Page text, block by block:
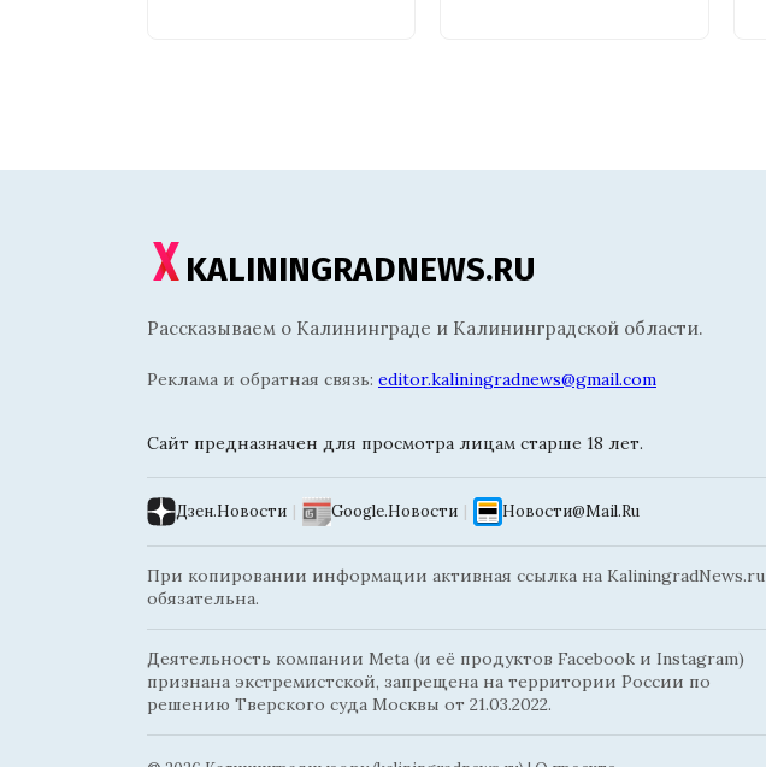
KALININGRADNEWS.RU
Рассказываем о Калининграде и Калининградской области.
Реклама и обратная связь: editor.kaliningradnews@gmail.com
Сайт предназначен для просмотра лицам старше 18 лет.
Дзен.Новости | Google.Новости | Новости@Mail.Ru
При копировании информации активная ссылка на KaliningradNews.ru
обязательна.
Деятельность компании Meta (и её продуктов Facebook и Instagram)
признана экстремистской, запрещена на территории России по
решению Тверского суда Москвы от 21.03.2022.